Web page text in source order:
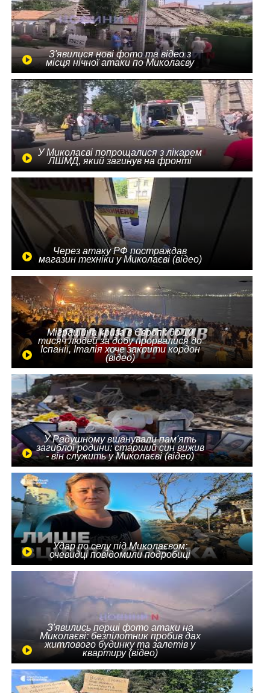
З'явилися нові фото та відео з
місця нічної атаки по Миколаєву
У Миколаєві попрощалися з лікарем
ЛШМД, який загинув на фронті
Через атаку РФ постраждав
магазин техніки у Миколаєві (відео)
Міграційна криза в Європі: до 10
тисяч людей за добу прорвалися до
Іспанії, Італія хоче закрити кордон
(відео)
У Радушному вшанували пам'ять
загиблої родини: старший син вижив
- він служить у Миколаєві (відео)
Удар по селу під Миколаєвом:
очевидці повідомили подробиці
З'явились перші фото атаки на
Миколаєві: безпілотник пробив дах
житлового будинку та залетів у
квартиру (відео)